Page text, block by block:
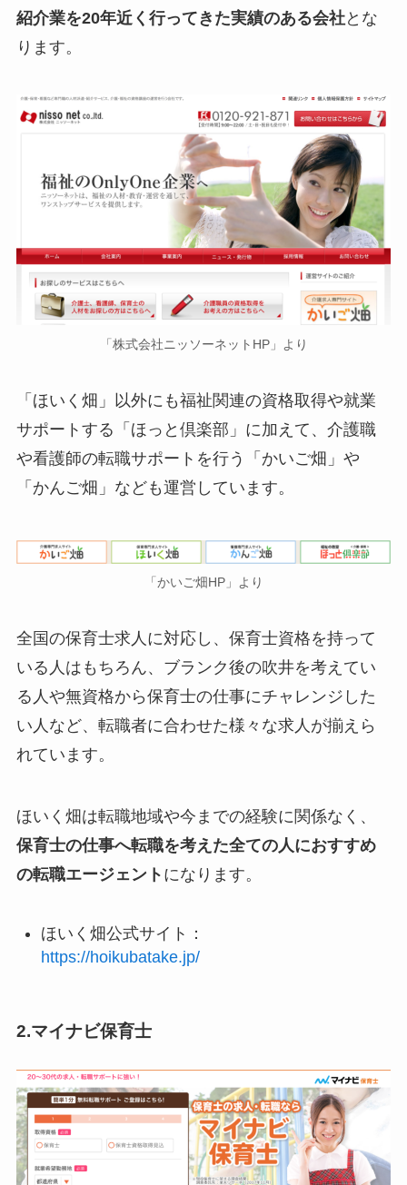
紹介業を20年近く行ってきた実績のある会社とな
ります。
「株式会社ニッソーネットHP」より
「ほいく畑」以外にも福祉関連の資格取得や就業
サポートする「ほっと倶楽部」に加えて、介護職
や看護師の転職サポートを行う「かいご畑」や
「かんご畑」なども運営しています。
「かいご畑HP」より
全国の保育士求人に対応し、保育士資格を持って
いる人はもちろん、ブランク後の吹井を考えてい
る人や無資格から保育士の仕事にチャレンジした
い人など、転職者に合わせた様々な求人が揃えら
れています。
ほいく畑は転職地域や今までの経験に関係なく、
保育士の仕事へ転職を考えた全ての人におすすめ
の転職エージェント になります。
ほいく畑公式サイト：
https://hoikubatake.jp/
2.マイナビ保育士